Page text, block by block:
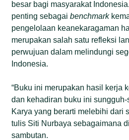
besar bagi masyarakat
penting sebagaibenchmark
pengelolaan keanekaragaman
merupakan salah satu refleksi
perwujuan dalam melindungi
Indonesia.
“Buku ini merupakan hasil kerja
dan kehadiran buku ini
Karya yang berarti melebihi dari
tulis Siti Nurbaya sebagaimana
sambutan.